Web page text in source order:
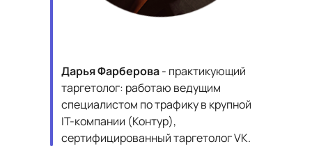
Дарья Фарберова- практикующий
таргетолог: работаю ведущим
специалистом по трафику в крупной
IT-компании (Контур),
сертифицированный таргетолог VK.